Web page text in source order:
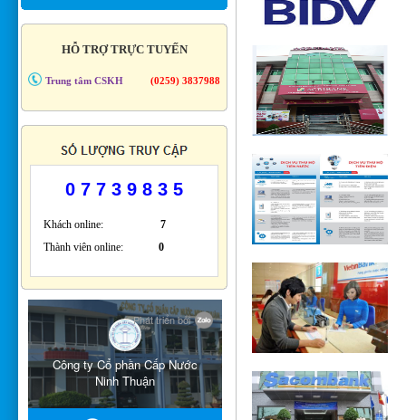
HỖ TRỢ TRỰC TUYẾN
Trung tâm CSKH (0259) 3837988
0 7 7 3 9 8 3 5
Khách online: 7
Thành viên online: 0